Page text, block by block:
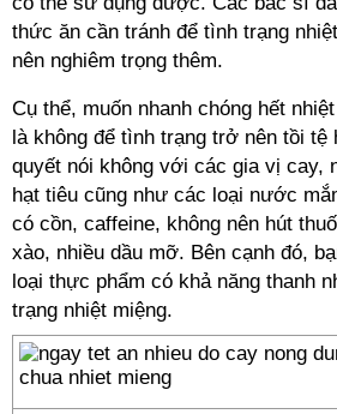
thức ăn cần tránh để tình trạng
nên nghiêm trọng thêm.
Cụ thể, muốn nhanh chóng hết
là không để tình trạng trở nên tồi
quyết nói không với các gia vị cay,
hạt tiêu cũng như các loại nước
có cồn, caffeine, không nên hút
xào, nhiều dầu mỡ. Bên cạnh đó,
loại thực phẩm có khả năng thanh
trạng nhiệt miệng.